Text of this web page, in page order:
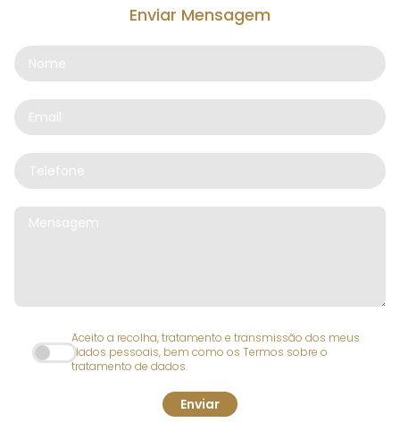
Enviar Mensagem
Aceito a recolha, tratamento e transmissão dos meus
dados pessoais, bem como os Termos sobre o
tratamento de dados.
Enviar